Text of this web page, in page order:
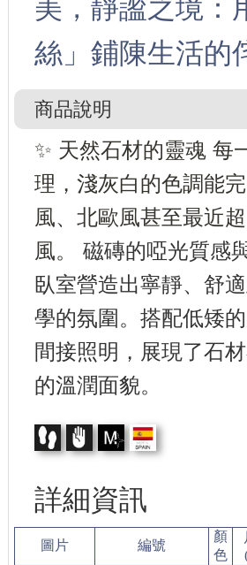
美，靜謐之境：
絲」鋪陳生活的
商品說明
✨ 天然石材的靈魂 每
理，淺灰白的色調能
風、北歐風甚至最近
風。磁磚的啞光質感
臥室營造出寧靜、舒
學的氛圍。搭配低矮
間接照明，展現了石
的溫潤面貌。
詳細資訊
圖片 編號
顏
色